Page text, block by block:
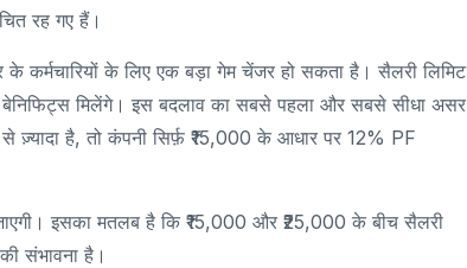
रह गए हैं।
कर्मचारियों के लिए एक बड़ा गेम चेंजर हो सकता है। सैलरी लिमिट
बेनिफिट्स मिलेंगे। इस बदलाव का सबसे पहला और सबसे सीधा असर
ज़्यादा है, तो कंपनी सिर्फ़ ₹15,000 के आधार पर 12% PF
इसका मतलब है कि ₹15,000 और ₹25,000 के बीच सैलरी
संभावना है।